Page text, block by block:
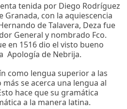
tenida por Diego Rodríguez
Granada, con la aquiescencia
de Talavera, Deza fue
General y nombrado Fco.
en 1516 dio el visto bueno
Apología de Nebrija.
como lengua superior a las
se acerca una lengua al
hace que su gramática
a la manera latina.